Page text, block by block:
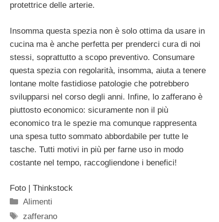
protettrice delle arterie.
Insomma questa spezia non è solo ottima da usare in
cucina ma è anche perfetta per prenderci cura di noi
stessi, soprattutto a scopo preventivo. Consumare
questa spezia con regolarità, insomma, aiuta a tenere
lontane molte fastidiose patologie che potrebbero
svilupparsi nel corso degli anni. Infine, lo zafferano è
piuttosto economico: sicuramente non il più
economico tra le spezie ma comunque rappresenta
una spesa tutto sommato abbordabile per tutte le
tasche. Tutti motivi in più per farne uso in modo
costante nel tempo, raccogliendone i benefici!
Foto | Thinkstock
Categorie
Alimenti
Tag
zafferano